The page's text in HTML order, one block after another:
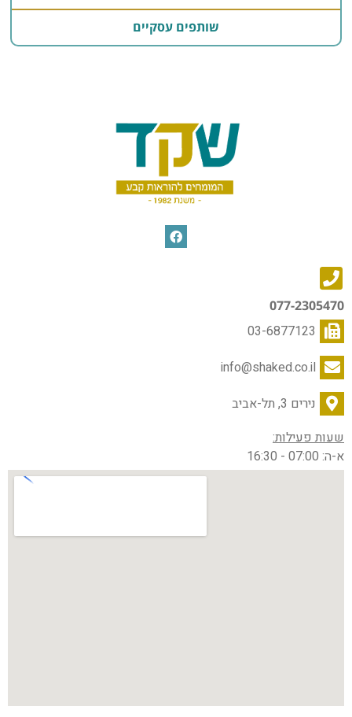
שותפים עסקיים
077-2305470
03-6877123
info@shaked.co.il
נירים 3, תל-אביב
שעות פעילות:
א-ה: 07:00 - 16:30